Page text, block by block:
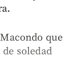
que
soledad